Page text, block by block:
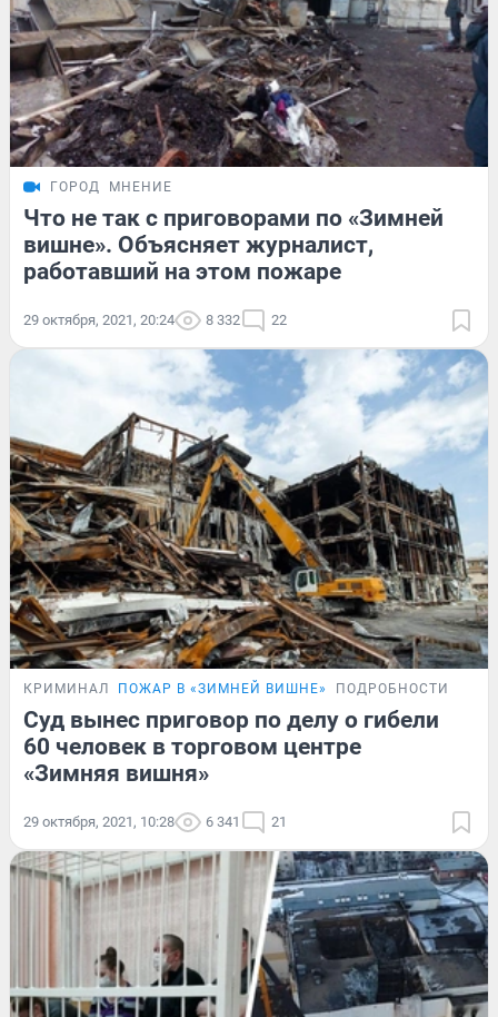
ГОРОД МНЕНИЕ
Что не так с приговорами по «Зимней
вишне». Объясняет журналист,
работавший на этом пожаре
29 октября, 2021, 20:24 8 332 22
КРИМИНАЛ ПОЖАР В «ЗИМНЕЙ ВИШНЕ» ПОДРОБНОСТИ
Суд вынес приговор по делу о гибели
60 человек в торговом центре
«Зимняя вишня»
29 октября, 2021, 10:28 6 341 21